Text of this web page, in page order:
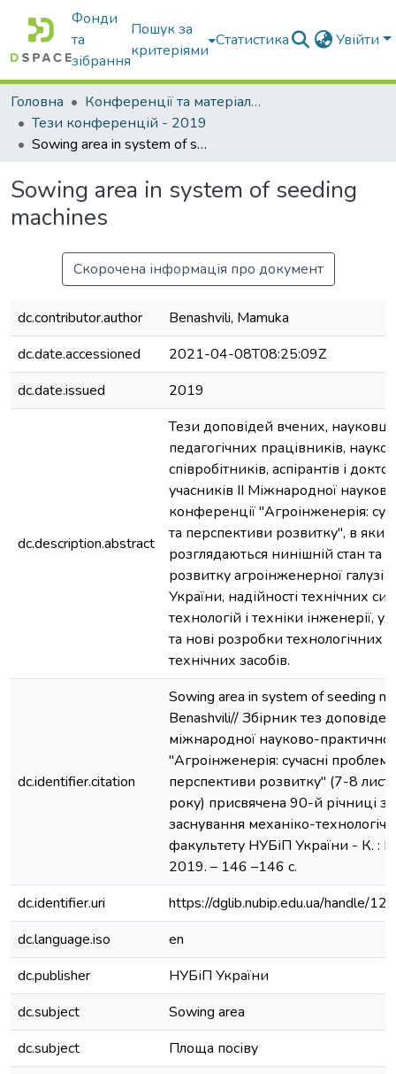
Фонди
та
зібрання
Пошук за
критеріями
Статистика Увійти
Головна
Конференції та матеріали конференцій
Тези конференцій - 2019
Sowing area in system of seeding machines
Sowing area in system of seeding
machines
Скорочена інформація про документ
dc.contributor.author
Benashvili, Mamuka
dc.date.accessioned
2021-04-08T08:25:09Z
dc.date.issued
2019
dc.description.abstract
Тези доповідей вчених,
педагогічних працівників,
співробітників, аспірантів і
учасників ІІ Міжнародної
конференції "Агроінженерія:
та перспективи розвитку", в яких
розглядаються нинішній стан та
розвитку агроінженерної галузі
України, надійності технічних
технологій і техніки інженерії,
та нові розробки технологічних
технічних засобів.
dc.identifier.citation
Sowing area in system of seeding
Benashvili// Збірник тез доповідей
міжнародної науково-
"Агроінженерія: сучасні
перспективи розвитку" (7-8
року) присвячена 90-й річниці з
заснування механіко-
факультету НУБіП України - К. :
2019. – 146 –146 с.
dc.identifier.uri
https://dglib.nubip.edu.ua/handle/
dc.language.iso
en
dc.publisher
НУБіП України
dc.subject
Sowing area
dc.subject
Площа посіву